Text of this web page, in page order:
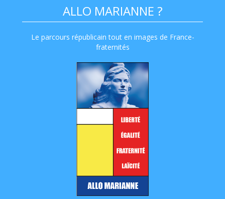
ALLO MARIANNE ?
Le parcours républicain tout en images de France-
fraternités